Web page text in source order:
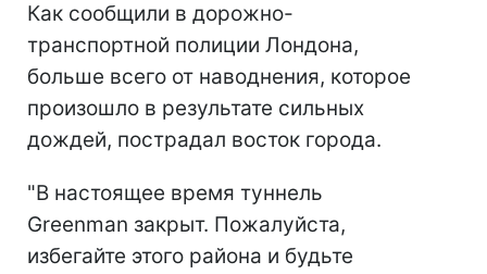
Как сообщили в дорожно-
транспортной полиции Лондона,
больше всего от наводнения, которое
произошло в результате сильных
дождей, пострадал восток города.
"В настоящее время туннель
Greenman закрыт. Пожалуйста,
избегайте этого района и будьте